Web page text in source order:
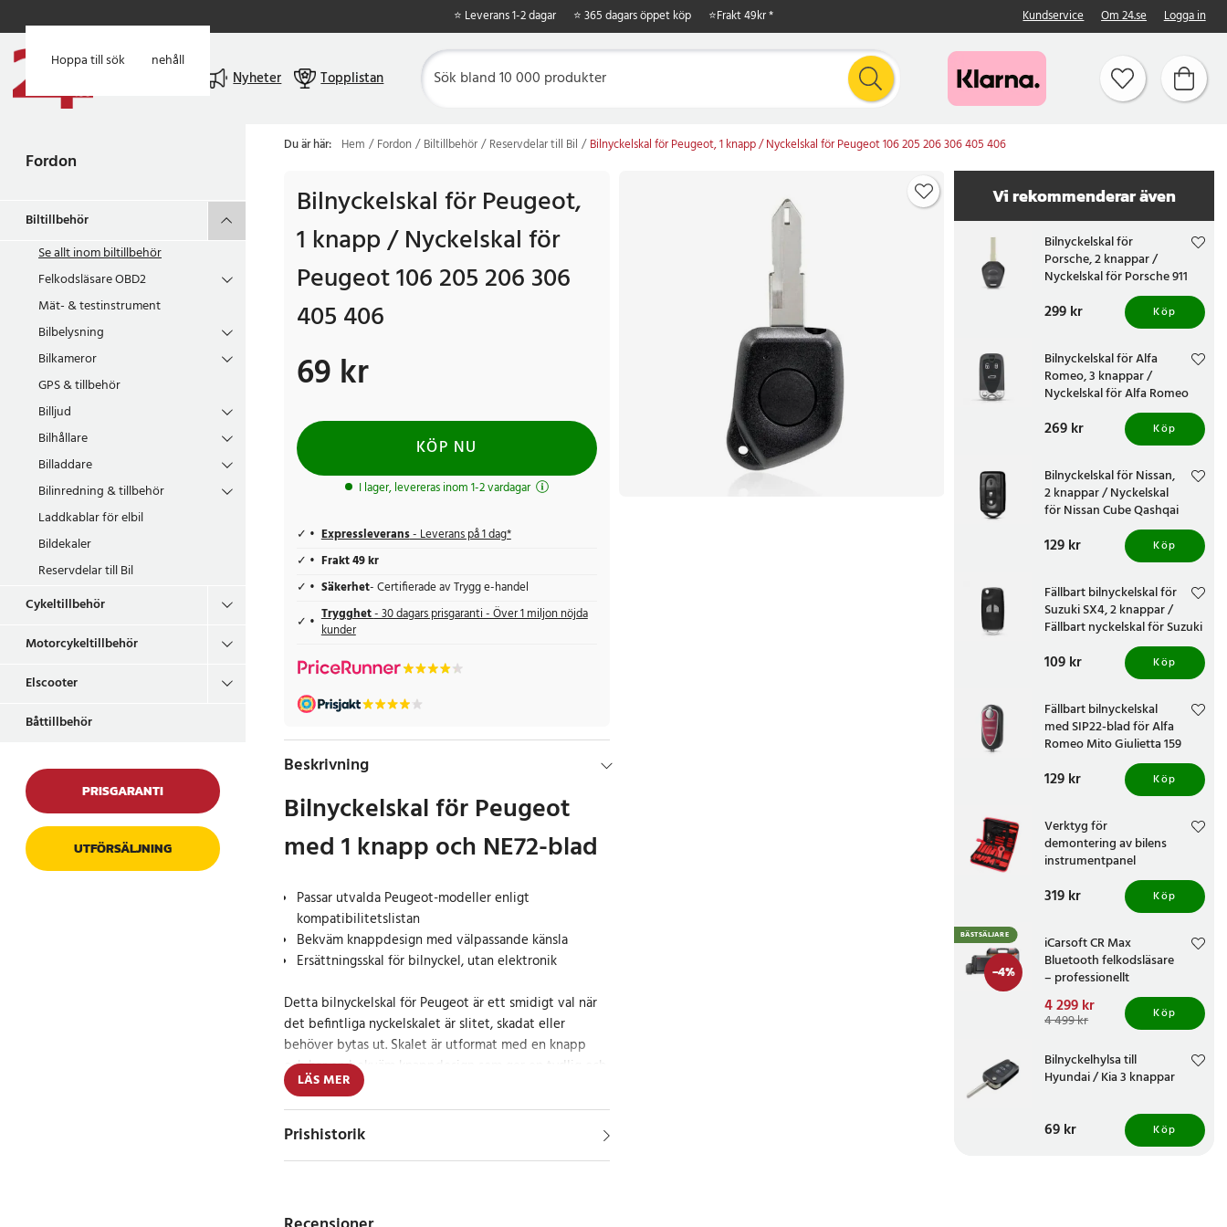
Hoppa till huvudinnehåll
Hoppa till sök
⭐ Leverans 1-2 dagar ⭐ 365 dagars öppet köp ⭐Frakt 49kr * Kundservice Om 24.se Logga in
Nyheter Topplistan
Fordon
Biltillbehör
Se allt inombiltillbehör
Felkodsläsare OBD2
Mät- & testinstrument
Bilbelysning
Bilkameror
GPS & tillbehör
Billjud
Bilhållare
Billaddare
Bilinredning & tillbehör
Laddkablar för elbil
Bildekaler
Reservdelar till Bil
Cykeltillbehör
Motorcykeltillbehör
Elscooter
Båttillbehör
PRISGARANTI
UTFÖRSÄLJNING
Du är här: Hem Fordon Biltillbehör Reservdelar till Bil Bilnyckelskal för Peugeot, 1 knapp / Nyckelskal för Peugeot 106 205 206 306 405 406
Bilnyckelskal för Peugeot,
1 knapp / Nyckelskal för
Peugeot 106 205 206 306
405 406
Pris:69 kr
69 kr
KÖP NU
I lager, levereras inom 1-2 vardagar
Expressleverans- Leverans på 1 dag*
Frakt 49 kr
Säkerhet- Certifierade av Trygg e-handel
Trygghet- 30 dagars prisgaranti - Över 1 miljon nöjda
kunder
Beskrivning
Bilnyckelskal för Peugeot
med 1 knapp och NE72-blad
Passar utvalda Peugeot-modeller enligt
kompatibilitetslistan
Bekväm knappdesign med välpassande känsla
Ersättningsskal för bilnyckel, utan elektronik
Detta bilnyckelskal för Peugeot är ett smidigt val när
det befintliga nyckelskalet är slitet, skadat eller
behöver bytas ut. Skalet är utformat med en knapp
och har en bekväm knappdesign som ger en tydlig och
följsam känsla vid användning.
Konstruktionen i plast och koppar ger ett lätt och
befintliga Peugeot-nyckel.
LÄS MER
Prishistorik
Vi rekommenderar även
Bilnyckelskal för
Porsche, 2 knappar /
Nyckelskal för Porsche 911
Pris:299 kr
299 kr Köp
Bilnyckelskal för Alfa
Romeo, 3 knappar /
Nyckelskal för Alfa Romeo
156 159 Brera Spider
Pris:269 kr
269 kr Köp
Bilnyckelskal för Nissan,
2 knappar / Nyckelskal
för Nissan Cube Qashqai
Juke Navara X-Trail
Pris :129 kr
129 kr Köp
Fällbart bilnyckelskal för
Suzuki SX4, 2 knappar /
Fällbart nyckelskal för Suzuki
Pris :109 kr
109 kr Köp
Fällbart bilnyckelskal
med SIP22-blad för Alfa
Romeo Mito Giulietta 159
Brera, 3 knappar - Röd
Pris :129 kr
129 kr Köp
Verktyg för
demontering av bilens
instrumentpanel
Pris :319 kr
319 kr Köp
-4%
BÄSTSÄLJARE
iCarsoft CR Max
Bluetooth felkodsläsare
– professionellt
bildiagnosverktyg med
trådlös OBD-anslutning
Nuvarande pris:
4 299 krTidigare pris:
4 499 kr
4 299 kr
4 499 kr Köp
Bilnyckelhylsa till
Hyundai / Kia 3 knappar
Pris:69 kr
69 kr Köp